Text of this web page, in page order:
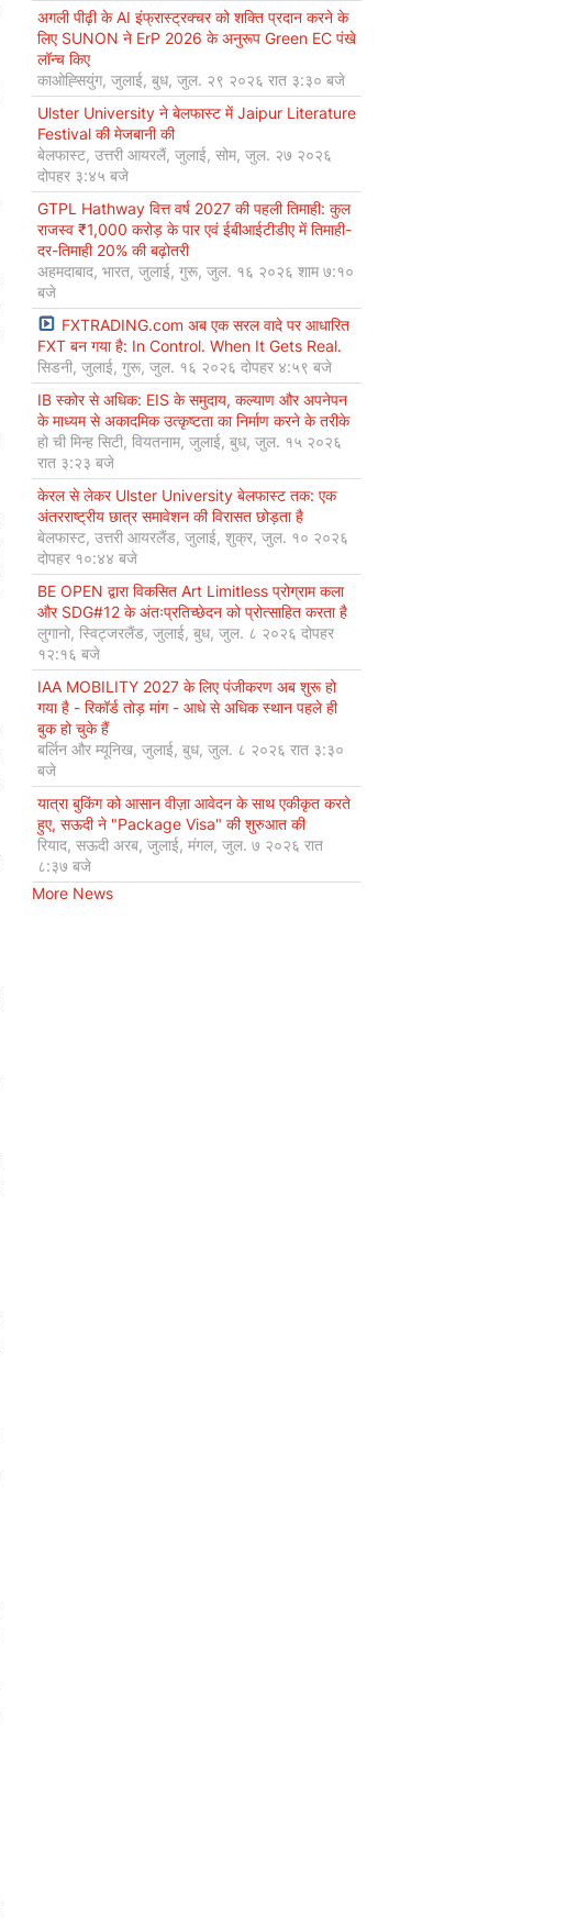
अगली पीढ़ी के AI इंफ्रास्ट्रक्चर को शक्ति प्रदान करने के
लिए SUNON ने ErP 2026 के अनुरूप Green EC पंखे
लॉन्च किए
काओह्सियुंग, जुलाई, बुध, जुल. २९ २०२६ रात ३:३० बजे
Ulster University ने बेलफास्ट में Jaipur Literature
Festival की मेजबानी की
बेलफास्ट, उत्तरी आयरलैं, जुलाई, सोम, जुल. २७ २०२६
दोपहर ३:४५ बजे
GTPL Hathway वित्त वर्ष 2027 की पहली तिमाही: कुल
राजस्व ₹1,000 करोड़ के पार एवं ईबीआईटीडीए में तिमाही-
दर-तिमाही 20% की बढ़ोतरी
अहमदाबाद, भारत, जुलाई, गुरू, जुल. १६ २०२६ शाम ७:१०
बजे
FXTRADING.com अब एक सरल वादे पर आधारित
FXT बन गया है: In Control. When It Gets Real.
सिडनी, जुलाई, गुरू, जुल. १६ २०२६ दोपहर ४:५९ बजे
IB स्कोर से अधिक: EIS के समुदाय, कल्याण और अपनेपन
के माध्यम से अकादमिक उत्कृष्टता का निर्माण करने के तरीके
हो ची मिन्ह सिटी, वियतनाम, जुलाई, बुध, जुल. १५ २०२६
रात ३:२३ बजे
केरल से लेकर Ulster University बेलफास्ट तक: एक
अंतरराष्ट्रीय छात्र समावेशन की विरासत छोड़ता है
बेलफास्ट, उत्तरी आयरलैंड, जुलाई, शुक्र, जुल. १० २०२६
दोपहर १०:४४ बजे
BE OPEN द्वारा विकसित Art Limitless प्रोग्राम कला
और SDG#12 के अंतःप्रतिच्छेदन को प्रोत्साहित करता है
लुगानो, स्विट्जरलैंड, जुलाई, बुध, जुल. ८ २०२६ दोपहर
१२:१६ बजे
IAA MOBILITY 2027 के लिए पंजीकरण अब शुरू हो
गया है - रिकॉर्ड तोड़ मांग - आधे से अधिक स्थान पहले ही
बुक हो चुके हैं
बर्लिन और म्यूनिख, जुलाई, बुध, जुल. ८ २०२६ रात ३:३०
बजे
यात्रा बुकिंग को आसान वीज़ा आवेदन के साथ एकीकृत करते
हुए, सऊदी ने "Package Visa" की शुरुआत की
रियाद, सऊदी अरब, जुलाई, मंगल, जुल. ७ २०२६ रात
८:३७ बजे
More News